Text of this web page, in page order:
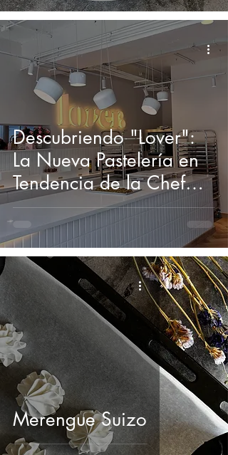
Descubriendo "Lover":
La Nueva Pastelería en
Tendencia de la Chef
Camila
Merengue Suizo